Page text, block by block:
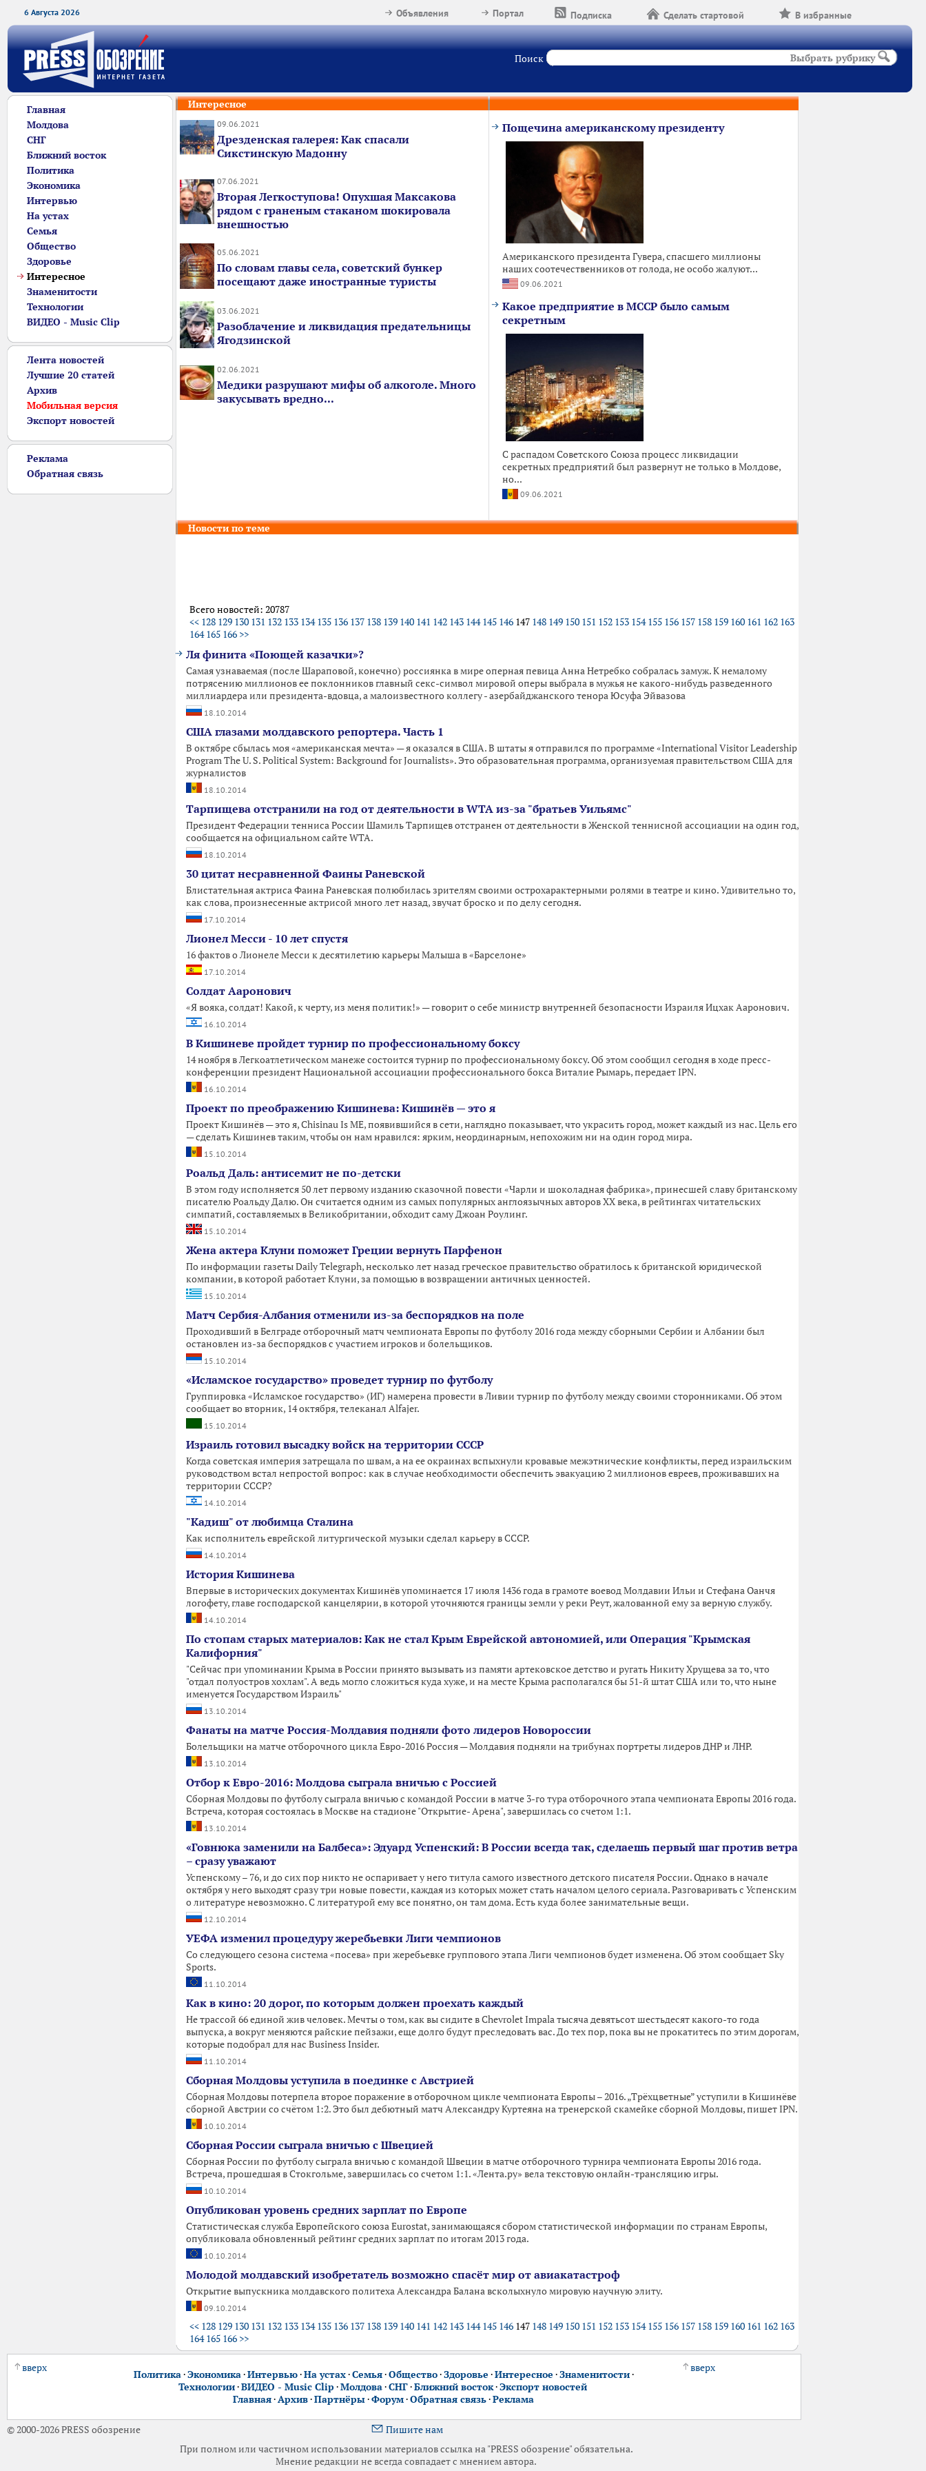
6 Августа 2026 В избранные
Сделать стартовой
Подписка
Портал
Объявления
Поиск Выбрать рубрику
Главная
Молдова
СНГ
Ближний восток
Политика
Экономика
Интервью
На устах
Семья
Общество
Здоровье
Интересное
Знаменитости
Технологии
ВИДЕО - Music Clip
Лента новостей
Лучшие 20 статей
Архив
Мобильная версия
Экспорт новостей
Реклама
Обратная связь
Интересное
09.06.2021
Дрезденская галерея: Как спасали
Сикстинскую Мадонну
07.06.2021
Вторая Легкоступова! Опухшая Максакова
рядом с граненым стаканом шокировала
внешностью
05.06.2021
По словам главы села, советский бункер
посещают даже иностранные туристы
03.06.2021
Разоблачение и ликвидация предательницы
Ягодзинской
02.06.2021
Медики разрушают мифы об алкоголе. Много
закусывать вредно...
Пощечина американскому президенту
Американского президента Гувера, спасшего миллионы
наших соотечественников от голода, не особо жалуют...
09.06.2021
Какое предприятие в МССР было самым
секретным
С распадом Советского Союза процесс ликвидации
секретных предприятий был развернут не только в Молдове,
но...
09.06.2021
Новости по теме
Всего новостей: 20787
<< 128 129 130 131 132 133 134 135 136 137 138 139 140 141 142 143 144 145 146 147 148 149 150 151 152 153 154 155 156 157 158 159 160 161 162 163
164 165 166 >>
Ля финита «Поющей казачки»?
Самая узнаваемая (после Шараповой, конечно) россиянка в мире оперная певица Анна Нетребко собралась замуж. К немалому
потрясению миллионов ее поклонников главный секс-символ мировой оперы выбрала в мужья не какого-нибудь разведенного
миллиардера или президента-вдовца, а малоизвестного коллегу - азербайджанского тенора Юсуфа Эйвазова
18.10.2014
США глазами молдавского репортера. Часть 1
В октябре сбылась моя «американская мечта» — я оказался в США. В штаты я отправился по программе «International Visitor Leadership
Program The U. S. Political System: Background for Journalists». Это образовательная программа, организуемая правительством США для
журналистов
18.10.2014
Тарпищева отстранили на год от деятельности в WTA из-за "братьев Уильямс"
Президент Федерации тенниса России Шамиль Тарпищев отстранен от деятельности в Женской теннисной ассоциации на один год,
сообщается на официальном сайте WTA.
18.10.2014
30 цитат несравненной Фаины Раневской
Блистательная актриса Фаина Раневская полюбилась зрителям своими острохарактерными ролями в театре и кино. Удивительно то,
как слова, произнесенные актрисой много лет назад, звучат броско и по делу сегодня.
17.10.2014
Лионел Месси - 10 лет спустя
16 фактов о Лионеле Месси к десятилетию карьеры Малыша в «Барселоне»
17.10.2014
Солдат Ааронович
«Я вояка, солдат! Какой, к черту, из меня политик!» — говорит о себе министр внутренней безопасности Израиля Ицхак Ааронович.
16.10.2014
В Кишиневе пройдет турнир по профессиональному боксу
14 ноября в Легкоатлетическом манеже состоится турнир по профессиональному боксу. Об этом сообщил сегодня в ходе пресс-
конференции президент Национальной ассоциации профессионального бокса Виталие Рымарь, передает IPN.
16.10.2014
Проект по преображению Кишинева: Кишинёв — это я
Проект Кишинёв — это я, Chisinau Is ME, появившийся в сети, наглядно показывает, что украсить город, может каждый из нас. Цель его
— сделать Кишинев таким, чтобы он нам нравился: ярким, неординарным, непохожим ни на один город мира.
15.10.2014
Роальд Даль: антисемит не по-детски
В этом году исполняется 50 лет первому изданию сказочной повести «Чарли и шоколадная фабрика», принесшей славу британскому
писателю Роальду Далю. Он считается одним из самых популярных англоязычных авторов ХХ века, в рейтингах читательских
симпатий, составляемых в Великобритании, обходит саму Джоан Роулинг.
15.10.2014
Жена актера Клуни поможет Греции вернуть Парфенон
По информации газеты Daily Telegraph, несколько лет назад греческое правительство обратилось к британской юридической
компании, в которой работает Клуни, за помощью в возвращении античных ценностей.
15.10.2014
Матч Сербия-Албания отменили из-за беспорядков на поле
Проходивший в Белграде отборочный матч чемпионата Европы по футболу 2016 года между сборными Сербии и Албании был
остановлен из-за беспорядков с участием игроков и болельщиков.
15.10.2014
«Исламское государство» проведет турнир по футболу
Группировка «Исламское государство» (ИГ) намерена провести в Ливии турнир по футболу между своими сторонниками. Об этом
сообщает во вторник, 14 октября, телеканал Alfajer.
15.10.2014
Израиль готовил высадку войск на территории СССР
Когда советская империя затрещала по швам, а на ее окраинах вспыхнули кровавые межэтнические конфликты, перед израильским
руководством встал непростой вопрос: как в случае необходимости обеспечить эвакуацию 2 миллионов евреев, проживавших на
территории СССР?
14.10.2014
"Кадиш" от любимца Сталина
Как исполнитель еврейской литургической музыки сделал карьеру в СССР.
14.10.2014
История Кишинева
Впервые в исторических документах Кишинёв упоминается 17 июля 1436 года в грамоте воевод Молдавии Ильи и Стефана Оанчя
логофету, главе господарской канцелярии, в которой уточняются границы земли у реки Реут, жалованной ему за верную службу.
14.10.2014
По стопам старых материалов: Как не стал Крым Еврейской автономией, или Операция "Крымская
Калифорния"
"Сейчас при упоминании Крыма в России принято вызывать из памяти артековское детство и ругать Никиту Хрущева за то, что
"отдал полуостров хохлам". А ведь могло сложиться куда хуже, и на месте Крыма располагался бы 51-й штат США или то, что ныне
именуется Государством Израиль"
13.10.2014
Фанаты на матче Россия-Молдавия подняли фото лидеров Новороссии
Болельщики на матче отборочного цикла Евро-2016 Россия — Молдавия подняли на трибунах портреты лидеров ДНР и ЛНР.
13.10.2014
Отбор к Евро-2016: Молдова сыграла вничью с Россией
Сборная Молдовы по футболу сыграла вничью с командой России в матче 3-го тура отборочного этапа чемпионата Европы 2016 года.
Встреча, которая состоялась в Москве на стадионе "Открытие- Арена", завершилась со счетом 1:1.
13.10.2014
«Говнюка заменили на Балбеса»: Эдуард Успенский: В России всегда так, сделаешь первый шаг против ветра
– сразу уважают
Успенскому – 76, и до сих пор никто не оспаривает у него титула самого известного детского писателя России. Однако в начале
октября у него выходят сразу три новые повести, каждая из которых может стать началом целого сериала. Разговаривать с Успенским
о литературе невозможно. С литературой ему все понятно, он там дома. Есть куда более занимательные вещи.
12.10.2014
УЕФА изменил процедуру жеребьевки Лиги чемпионов
Со следующего сезона система «посева» при жеребьевке группового этапа Лиги чемпионов будет изменена. Об этом сообщает Sky
Sports.
11.10.2014
Как в кино: 20 дорог, по которым должен проехать каждый
Не трассой 66 единой жив человек. Мечты о том, как вы сидите в Chevrolet Impala тысяча девятьсот шестьдесят какого-то года
выпуска, а вокруг меняются райские пейзажи, еще долго будут преследовать вас. До тех пор, пока вы не прокатитесь по этим дорогам,
которые подобрал для нас Business Insider.
11.10.2014
Сборная Молдовы уступила в поединке с Австрией
Сборная Молдовы потерпела второе поражение в отборочном цикле чемпионата Европы – 2016. „Трёхцветные” уступили в Кишинёве
сборной Австрии со счётом 1:2. Это был дебютный матч Александру Куртеяна на тренерской скамейке сборной Молдовы, пишет IPN.
10.10.2014
Сборная России сыграла вничью с Швецией
Сборная России по футболу сыграла вничью с командой Швеции в матче отборочного турнира чемпионата Европы 2016 года.
Встреча, прошедшая в Стокгольме, завершилась со счетом 1:1. «Лента.ру» вела текстовую онлайн-трансляцию игры.
10.10.2014
Опубликован уровень средних зарплат по Европе
Статистическая служба Европейского союза Eurostat, занимающаяся сбором статистической информации по странам Европы,
опубликовала обновленный рейтинг средних зарплат по итогам 2013 года.
10.10.2014
Молодой молдавский изобретатель возможно спасёт мир от авиакатастроф
Открытие выпускника молдавского политеха Александра Балана всколыхнуло мировую научную элиту.
09.10.2014
<< 128 129 130 131 132 133 134 135 136 137 138 139 140 141 142 143 144 145 146 147 148 149 150 151 152 153 154 155 156 157 158 159 160 161 162 163
164 165 166 >>
вверх
Политика·Экономика·Интервью·На устах·Семья·Общество·Здоровье ·Интересное ·Знаменитости·
Технологии·ВИДЕО - Music Clip ·Молдова·СНГ·Ближний восток·Экспорт новостей
Главная·Архив·Партнёры·Форум·Обратная связь·Реклама
вверх
© 2000-2026 PRESS обозрение
Пишите нам
При полном или частичном использовании материалов ссылка на "PRESS обозрение" обязательна.
Мнение редакции не всегда совпадает с мнением автора.